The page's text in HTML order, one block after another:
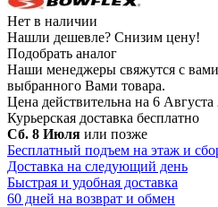
Нет в наличии
Нашли дешевле? Снизим цену!
Подобрать аналог
Наши менеджеры свяжутся с
выбранного Вами товара.
Цена действительна на 6 Августа
Курьерская доставка бесплатно
Сб. 8 Июля или позже
Бесплатный подъем на этаж и
Доставка на следующий день
Быстрая и удобная доставка
60 дней на возврат и обмен